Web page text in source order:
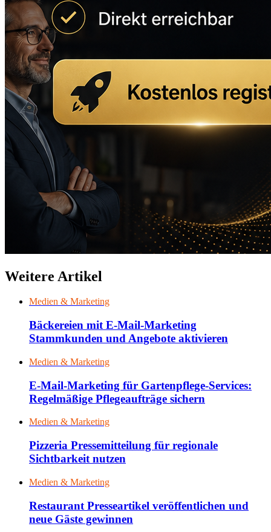
Weitere Artikel
Medien & Marketing
Bäckereien mit E-Mail-Marketing
Stammkunden und Angebote aktivieren
Medien & Marketing
E-Mail-Marketing für Gartenpflege-Services:
Regelmäßige Pflegeaufträge sichern
Medien & Marketing
Pizzeria Pressemitteilung für regionale
Sichtbarkeit nutzen
Medien & Marketing
Restaurant Presseartikel veröffentlichen und
neue Gäste gewinnen